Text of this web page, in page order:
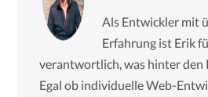
Als Entwickler mit
Erfahrung ist Erik
verantwortlich, was hinter den
Egal ob individuelle Web-